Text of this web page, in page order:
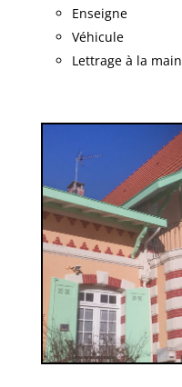
Enseigne
Véhicule
Lettrage à la main